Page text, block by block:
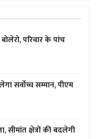
परिवार के पांच
सर्वोच्च सम्मान, पीएम
क्षेत्रों की बदलेगी